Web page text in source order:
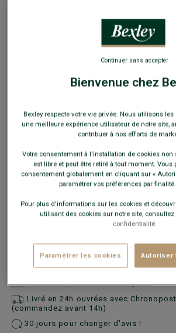
4 paires au choix
COULEURS DISPONIBLES
Voir la disponibilité en magasin
Livré en 24h ouvrées avec
(commandez avant 14h)
30 jours pour changer d'avis !
Bienvenue chez
Bexley respecte votre vie privée. Nous utilisons
une meilleure expérience utilisateur de notre site,
contribuer à nos efforts de
Votre consentement à l'installation de cookies
est libre et peut être retiré à tout moment. Vous
consentement globalement en cliquant sur «
paramétrer vos préférences par finalité
Pour plus d'informations sur les cookies et
utilisant des cookies sur notre site, consultez
confidentialité.
Paramétrer les cookies Autoriser
Continuer sans accepter